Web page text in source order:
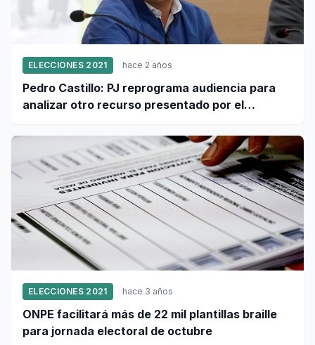
ELECCIONES 2021 hace 2 años
Pedro Castillo: PJ reprograma audiencia para
analizar otro recurso presentado por el
ELECCIONES 2021 hace 3 años
ONPE facilitará más de 22 mil plantillas braille
para jornada electoral de octubre